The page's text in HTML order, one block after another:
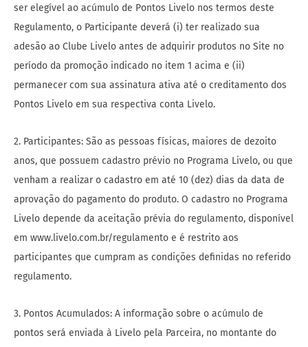
ser elegível ao acúmulo de Pontos Livelo nos termos deste
Regulamento, o Participante deverá (i) ter realizado sua
adesão ao Clube Livelo antes de adquirir produtos no Site no
período da promoção indicado no item 1 acima e (ii)
permanecer com sua assinatura ativa até o creditamento dos
Pontos Livelo em sua respectiva conta Livelo.
2. Participantes: São as pessoas físicas, maiores de dezoito
anos, que possuem cadastro prévio no Programa Livelo, ou que
venham a realizar o cadastro em até 10 (dez) dias da data de
aprovação do pagamento do produto. O cadastro no Programa
Livelo depende da aceitação prévia do regulamento, disponível
em www.livelo.com.br/regulamento e é restrito aos
participantes que cumpram as condições definidas no referido
regulamento.
3. Pontos Acumulados: A informação sobre o acúmulo de
pontos será enviada à Livelo pela Parceira, no montante do